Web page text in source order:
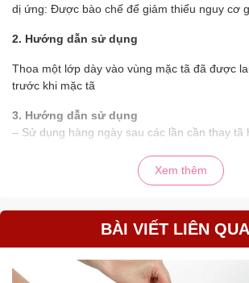
dị ứng: Được bào chế để giảm thiểu nguy cơ
2. Hướng dẫn sử dụng
Thoa một lớp dày vào vùng mặc tã đã được
trước khi mặc tã
3. Hướng dẫn sử dụng
– Sử dụng hàng ngày sau các lần cần thay tã
– Đối với da chưa bị hăm cần ngăn ngừa: cần
mặt tã, lâu khô sau đó thoa sản phẩm 1 lớp
– Đối với da bị hăm đỏ cần: nhẹ nhàng làm
hăm đỏ, lâu khô sau đó thoa trực tiếp lên
lớp dày có thể mặc tã ngay sau khi thoa.
– Sử dụng hàng ngày sau các lần thay tã
Xem thêm
BÀI VIẾT LIÊN